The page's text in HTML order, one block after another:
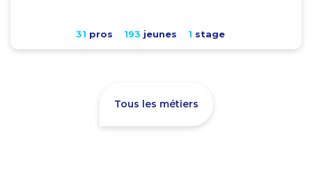
31 pros 193 jeunes 1 stage
Tous les métiers